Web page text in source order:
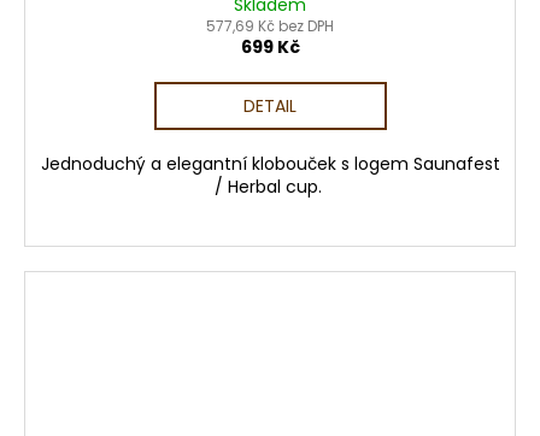
577,69 Kč bez DPH
699 Kč
DETAIL
Jednoduchý a elegantní klobouček s logem Saunafest
/ Herbal cup.